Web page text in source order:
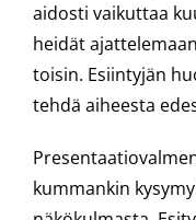
aidosti vaikuttaa
heidät
toisin. Esiintyjän
tehdä aiheesta
kummankin